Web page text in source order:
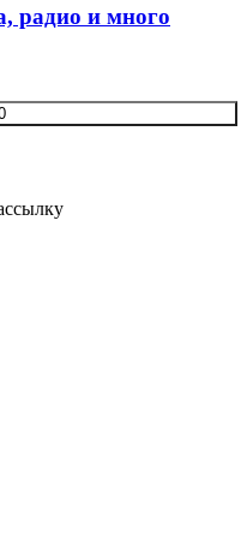
радио и много